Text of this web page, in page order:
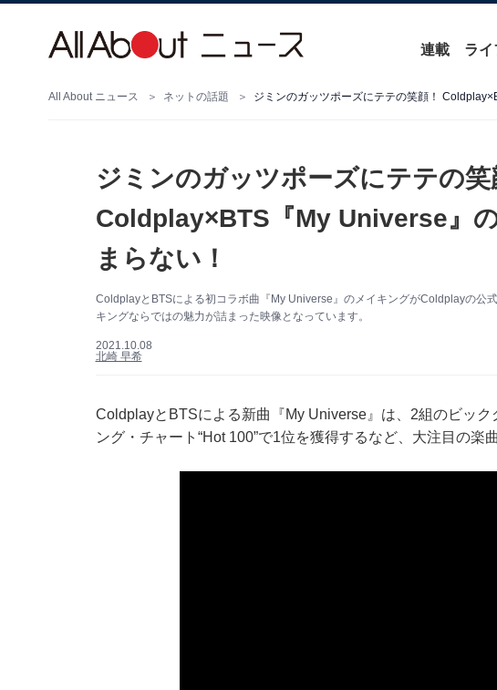
連載 ライ
All About ニュース ネットの話題 ジミンのガッツポーズにテテの笑顔！
ジミンのガッツポーズにテテの笑
Coldplay×BTS『My Universe』
まらない！
ColdplayとBTSによる初コラボ曲『My Universe』のメイキングがColdplayの公
キングならではの魅力が詰まった映像となっています。
2021.10.08
北崎 早希
ColdplayとBTSによる新曲『My Universe』は、2組のビッ
ング・チャート“Hot 100”で1位を獲得するなど、大注目の楽曲